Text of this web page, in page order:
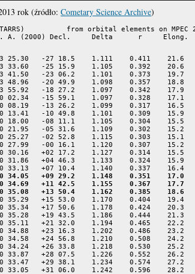
rok (źródło: Cometary Science Archive)
from orbital elements on MPEC
A. (2000) Decl.     Delta      r     Elong.
25.30   -27 18.5    1.111    0.411    21.6
33.60   -25 15.9    1.105    0.392    20.6
41.50   -23 06.2    1.101    0.373    19.7
48.96   -20 49.9    1.098    0.357    18.8
55.92   -18 27.2    1.097    0.342    17.9
02.34   -15 59.1    1.097    0.328    17.1
08.19   -13 26.2    1.099    0.317    16.5
13.41   -10 49.8    1.101    0.309    15.9
18.00   -08 11.1    1.105    0.304    15.5
21.95   -05 31.6    1.109    0.302    15.2
25.27   -02 52.8    1.115    0.303    15.1
27.99   -00 16.1    1.120    0.307    15.2
30.16   +02 17.2    1.127    0.314    15.5
31.86   +04 46.3    1.133    0.324    15.9
34.05   +09 29.2    1.148    0.351    17.0
34.69   +11 42.5    1.155    0.367    17.7
35.08   +13 50.4    1.162    0.385    18.6
35.29   +15 53.0    1.170    0.404    19.4
35.34   +17 50.6    1.178    0.424    20.3
35.28   +19 43.5    1.186    0.444    21.3
35.11   +21 32.0    1.194    0.465    22.2
34.88   +23 16.3    1.202    0.486    23.2
34.58   +24 56.8    1.210    0.508    24.2
34.24   +26 33.8    1.218    0.530    25.2
33.87   +28 07.5    1.226    0.552    26.2
33.47   +29 38.1    1.234    0.574    27.2
33.05   +31 06.0    1.242    0.596    28.2